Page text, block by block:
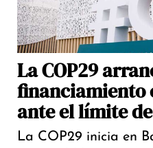
La COP29
financiamiento
ante el límite
La COP29 inicia en